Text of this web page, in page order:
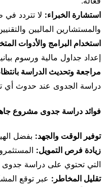
استشارة الخبراء: لا تتردد
والمستشارين الماليين
استخدام البرامج والأدوات
إعداد جداول مالية ورسوم
مراجعة وتحديث الدراسة
دراسة الجدوى عند حدوث أي
فوائد دراسة جدوى مشروع
توفير الوقت والجهد: بفضل
زيادة فرص التمويل:
التي تحتوي على دراسة
تقليل المخاطر: عبر توقع